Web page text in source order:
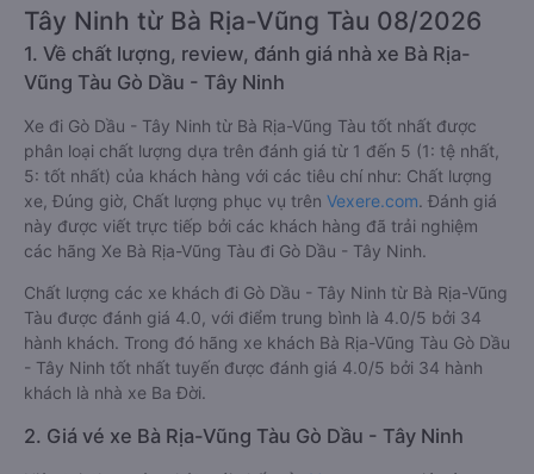
Tây Ninh từ Bà Rịa-Vũng Tàu 08/2026
1. Về chất lượng, review, đánh giá nhà xe Bà Rịa-
Vũng Tàu Gò Dầu - Tây Ninh
Xe đi Gò Dầu - Tây Ninh từ Bà Rịa-Vũng Tàu tốt nhất được
phân loại chất lượng dựa trên đánh giá từ 1 đến 5 (1: tệ nhất,
5: tốt nhất) của khách hàng với các tiêu chí như: Chất lượng
xe, Đúng giờ, Chất lượng phục vụ trên Vexere.com. Đánh giá
này được viết trực tiếp bởi các khách hàng đã trải nghiệm
các hãng Xe Bà Rịa-Vũng Tàu đi Gò Dầu - Tây Ninh.
Chất lượng các xe khách đi Gò Dầu - Tây Ninh từ Bà Rịa-Vũng
Tàu được đánh giá 4.0, với điểm trung bình là 4.0/5 bởi 34
hành khách. Trong đó hãng xe khách Bà Rịa-Vũng Tàu Gò Dầu
- Tây Ninh tốt nhất tuyến được đánh giá 4.0/5 bởi 34 hành
khách là nhà xe Ba Đời.
2. Giá vé xe Bà Rịa-Vũng Tàu Gò Dầu - Tây Ninh